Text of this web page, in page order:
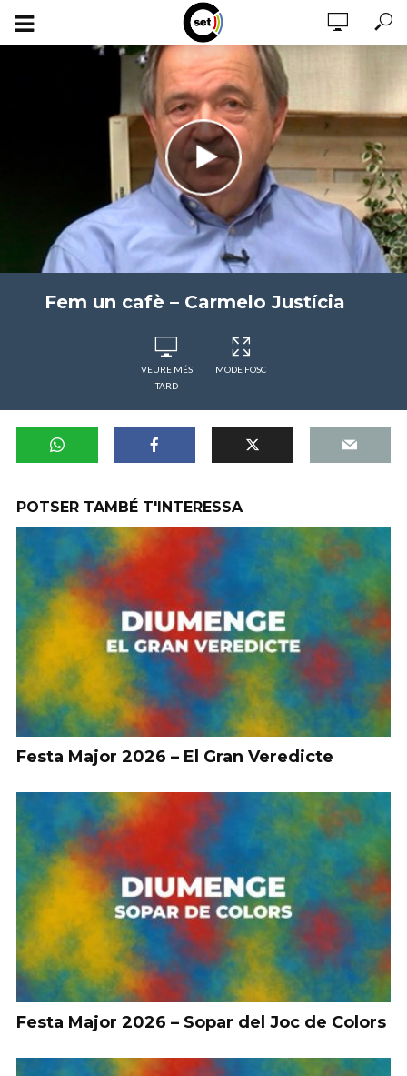
Fem un cafè – Carmelo Justícia
VEURE MÉS
TARD
MODE FOSC
POTSER TAMBÉ T'INTERESSA
Festa Major 2026 – El Gran Veredicte
Festa Major 2026 – Sopar del Joc de Colors